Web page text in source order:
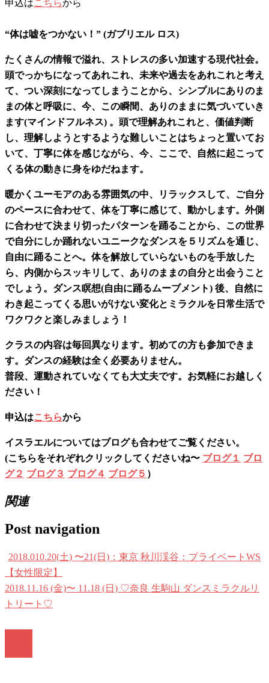
申込はこちらから
“体は嘘をつかない！” (ガブリエル ロス)
たくさんの情報で溢れ、ストレスの多い加速する現代社会。
頭でっかちになってあれこれ、未来や過去をあれこれと考え
て、つい深刻になってしまうことから、シンプルにありのま
まの体と呼吸に、今、この瞬間、ありのままに気づいていき
ます(マインドフルネス) 。頭で理解あれこれと、価値判断
し、理解しようとするような難しいことはちょっと置いてお
いて、丁寧に体を感じながら、今、ここで、自然に起こって
くる体の動きに身をゆだねます。
暖かくユーモアのある雰囲気の中、リラックスして、ご自分
のペースに合わせて、体を丁寧に感じて、動かします。外側
に合わせて決まり切ったパターンを踊ることから、この世界
で自分にしか踊れないユニークなダンスを５リズムを通じ、
自由に踊ることへ。体を解放していらないものを手放した
ら、内側からスッキリして、ありのままの自分と出会うこと
でしょう。ダンス瞑想(自由に踊るムーブメント) 後、自然に
わき起こってくる思いがけない変化とミラクルを日常生活で
ワクワクと楽しみましょう！
クラスの内容は毎回異なります。初めての方も参加できま
す。ダンスの経験は全く必要ありません。
普段、運動されていなくても大丈夫です。お気軽にお越しく
ださい！
申込はこちらから
イスラエルについてはブログも合わせてご覧ください。
(こちらをそれぞれクリックしてくださいね〜 ブログ１ ブロ
グ２ ブログ３ ブログ４ ブログ５ ）
関連
Post navigation
2018.010.20(土) 〜21(日)：東京 秋川渓谷：プライベートWS
【女性限定】
2018.11.16 (金)〜 11.18 (日) ♡奈良 生駒山 ダンスミラクルリ
トリート♡